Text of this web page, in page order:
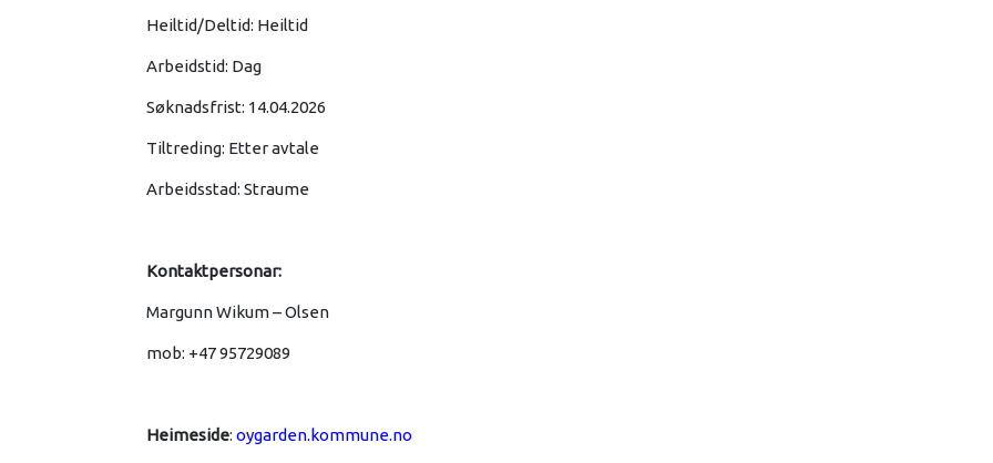
Heiltid/Deltid: Heiltid
Arbeidstid: Dag
Søknadsfrist: 14.04.2026
Tiltreding: Etter avtale
Arbeidsstad: Straume
Kontaktpersonar:
Margunn Wikum – Olsen
mob: +47 95729089
Heimeside: oygarden.kommune.no